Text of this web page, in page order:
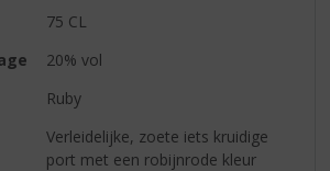
75 CL
20% vol
Ruby
Verleidelijke, zoete iets kruidige
port met een robijnrode kleur